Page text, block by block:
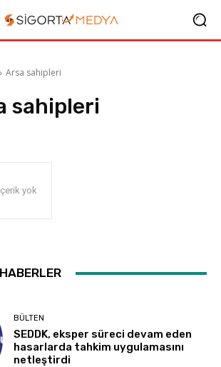
Arsa sahipleri
sahipleri
yok
BÜLTEN
SEDDK, eksper süreci devam eden
hasarlarda tahkim uygulamasını
netleştirdi